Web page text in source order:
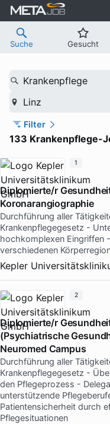
Suche Gesucht
Krankenpflege
Linz
Filter
133 Krankenpflege-
Diplomierte/r
Koronarangiographie
Durchführung aller
Krankenpflegegesetz -
hochkomplexen Eingriffen
verschiedenen
Kepler
1
Diplomierte/r
(Psychiatrische
Neuromed Campus
Durchführung aller
Krankenpflegegesetz -
den Pflegeprozess -
unterstützende
Patientensicherheit durch
Pflegesituationen
2